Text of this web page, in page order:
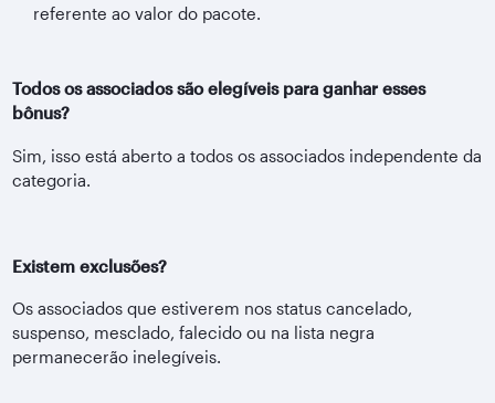
referente ao valor do pacote.
Todos os associados são elegíveis para ganhar esses
bônus?
Sim, isso está aberto a todos os associados independente da
categoria.
Existem exclusões?
Os associados que estiverem nos status cancelado,
suspenso, mesclado, falecido ou na lista negra
permanecerão inelegíveis.